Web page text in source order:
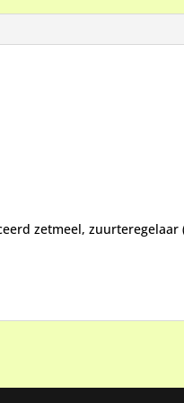
zetmeel, zuurteregelaar